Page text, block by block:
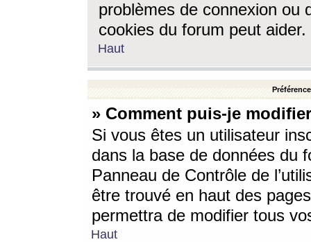
problèmes de connexion ou
cookies du forum peut aider.
Haut
» Comment puis-je
Si vous êtes un utilisateur
dans la base de données du
Panneau de Contrôle de
être trouvé en haut des
permettra de modifier tous
Haut